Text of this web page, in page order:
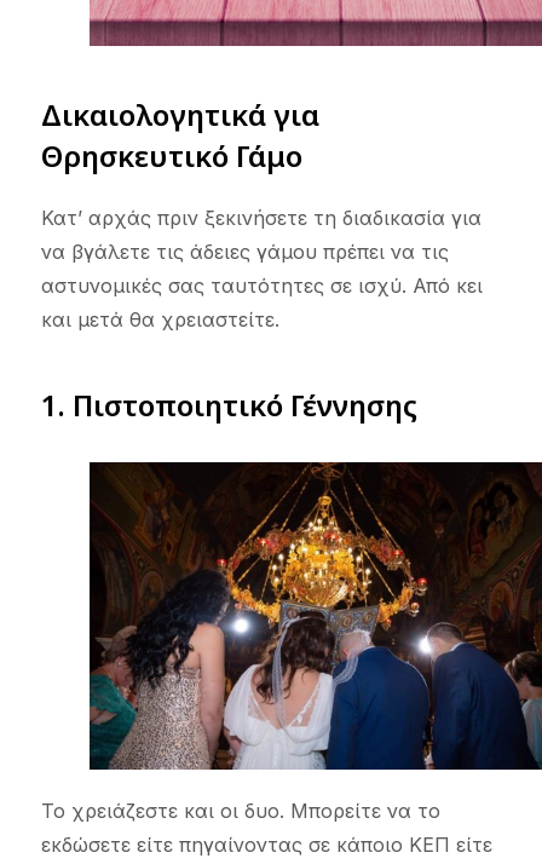
Δικαιολογητικά για
Θρησκευτικό Γάμο
Κατ’ αρχάς πριν ξεκινήσετε τη διαδικασία για
να βγάλετε τις άδειες γάμου πρέπει να τις
αστυνομικές σας ταυτότητες σε ισχύ. Από κει
και μετά θα χρειαστείτε.
1. Πιστοποιητικό Γέννησης
Το χρειάζεστε και οι δυο. Μπορείτε να το
εκδώσετε είτε πηγαίνοντας σε κάποιο ΚΕΠ είτε